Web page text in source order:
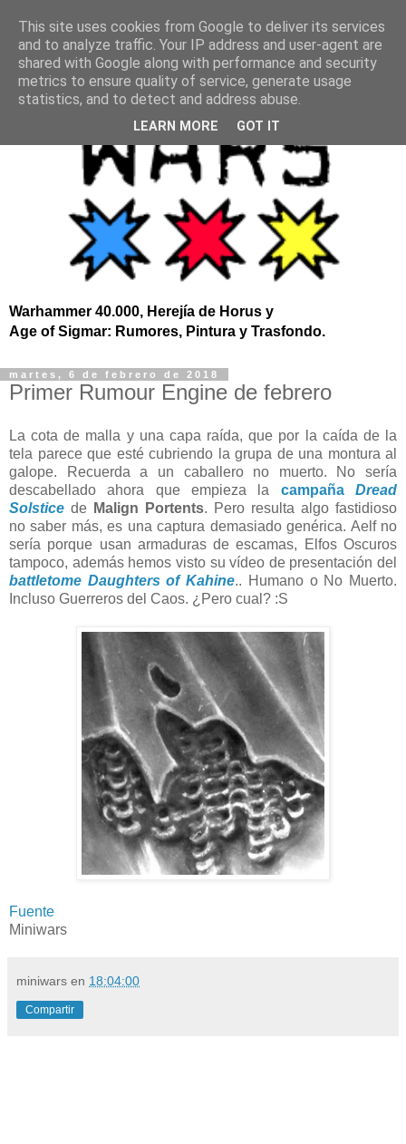
Warhammer 40.000, Herejía de Horus y
Age of Sigmar: Rumores, Pintura y Trasfondo.
martes, 6 de febrero de 2018
Primer Rumour Engine de febrero
La cota de malla y una capa raída, que por la caída de la
tela parece que esté cubriendo la grupa de una montura al
galope. Recuerda a un caballero no muerto. No sería
descabellado ahora que empieza la campañaDread
Solstice de Malign Portents. Pero resulta algo fastidioso
no saber más, es una captura demasiado genérica. Aelf no
sería porque usan armaduras de escamas, Elfos Oscuros
tampoco, además hemos visto su vídeo de presentación del
battletome Daughters of Kahine.. Humano o No Muerto.
Incluso Guerreros del Caos. ¿Pero cual? :S
Fuente
Miniwars
miniwars en 18:04:00
Compartir
This site uses cookies from Google to deliver its services
and to analyze traffic. Your IP address and user-agent are
shared with Google along with performance and security
metrics to ensure quality of service, generate usage
statistics, and to detect and address abuse.
LEARN MORE GOT IT